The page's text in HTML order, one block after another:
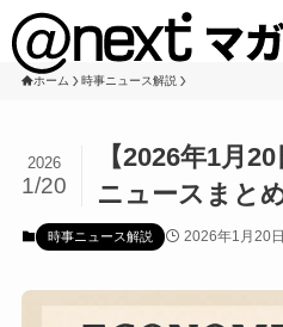
ホーム 時事ニュース解説
【2026年1月
ニュースまと
2026
1/20
時事ニュース解説 2026年1月20日